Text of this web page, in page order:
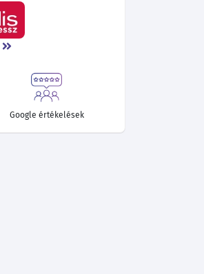
Google értékelések